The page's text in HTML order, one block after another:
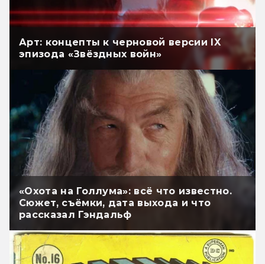
Арт: концепты к черновой версии IX
эпизода «Звёздных войн»
«Охота на Голлума»: всё что известно.
Сюжет, съёмки, дата выхода и что
рассказал Гэндальф